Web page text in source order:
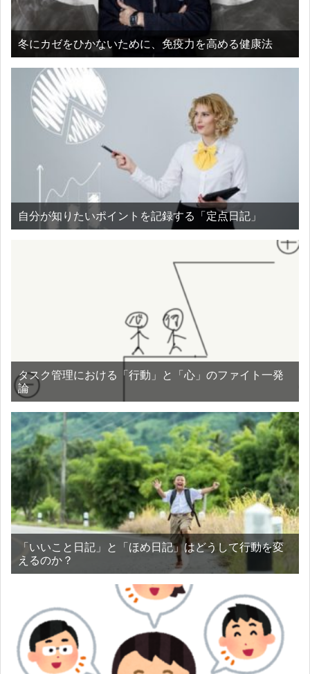
冬にカゼをひかないために、免疫力を高める健康法
自分が知りたいポイントを記録する「定点日記」
タスク管理における「行動」と「心」のファイト一発
論
「いいこと日記」と「ほめ日記」はどうして行動を変
えるのか？